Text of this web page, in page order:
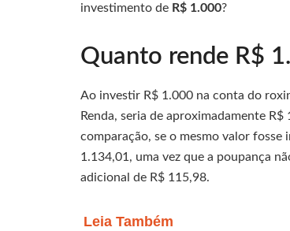
investimento de R$ 1.000?
Quanto rende R$
Ao investir R$ 1.000 na conta do
Renda, seria de aproximadamente
comparação, se o mesmo valor
1.134,01, uma vez que a poupança
adicional de R$ 115,98.
Leia Também